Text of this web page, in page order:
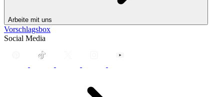
Arbeite mit uns
Vorschlagsbox
Social Media